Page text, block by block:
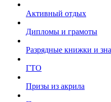
Активный отдых
Дипломы и грамоты
Разрядные книжки и
ГТО
Призы из акрила